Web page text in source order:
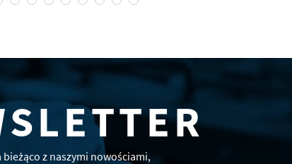
bieżąco z naszymi nowościami,